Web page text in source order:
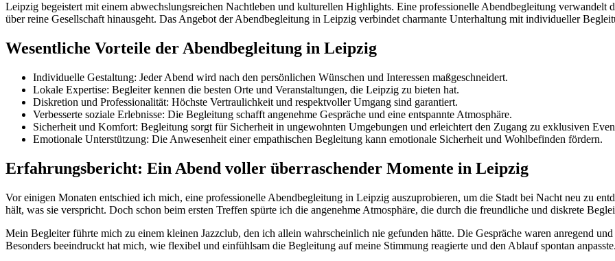
Leipzig begeistert mit einem abwechslungsreichen Nachtleben und kulturellen Highlights. Eine professionelle Abendbegleitung verwandelt
über reine Gesellschaft hinausgeht. Das Angebot der Abendbegleitung in Leipzig verbindet charmante Unterhaltung mit individueller
Wesentliche Vorteile der Abendbegleitung in Leipzig
Individuelle Gestaltung: Jeder Abend wird nach den persönlichen Wünschen und Interessen maßgeschneidert.
Lokale Expertise: Begleiter kennen die besten Orte und Veranstaltungen, die Leipzig zu bieten hat.
Diskretion und Professionalität: Höchste Vertraulichkeit und respektvoller Umgang sind garantiert.
Verbesserte soziale Erlebnisse: Die Begleitung schafft angenehme Gespräche und eine entspannte Atmosphäre.
Sicherheit und Komfort: Begleitung sorgt für Sicherheit in ungewohnten Umgebungen und erleichtert den Zugang zu exklusiven
Emotionale Unterstützung: Die Anwesenheit einer empathischen Begleitung kann emotionale Sicherheit und Wohlbefinden fördern.
Erfahrungsbericht: Ein Abend voller überraschender Momente in Leipzig
Vor einigen Monaten entschied ich mich, eine professionelle Abendbegleitung in Leipzig auszuprobieren, um die Stadt bei Nacht neu zu
hält, was sie verspricht. Doch schon beim ersten Treffen spürte ich die angenehme Atmosphäre, die durch die freundliche und diskrete
Mein Begleiter führte mich zu einem kleinen Jazzclub, den ich allein wahrscheinlich nie gefunden hätte. Die Gespräche waren anregend
Besonders beeindruckt hat mich, wie flexibel und einfühlsam die Begleitung auf meine Stimmung reagierte und den Ablauf spontan